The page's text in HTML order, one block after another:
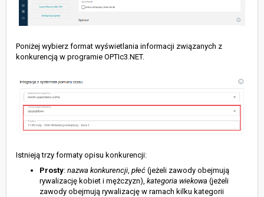
Poniżej wybierz format wyświetlania informacji związanych z
konkurencją w programie OPTIc3.NET.
Istnieją trzy formaty opisu konkurencji:
Prosty: nazwa konkurencji, płeć (jeżeli zawody obejmują
rywalizację kobiet i mężczyzn), kategoria wiekowa (jeżeli
zawody obejmują rywalizację w ramach kilku kategorii